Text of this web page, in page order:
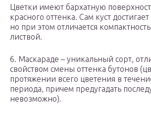
Цветки имеют бархатную
красного оттенка. Сам куст
но при этом отличается
листвой.
6. Маскараде – уникальный сорт,
свойством смены оттенка бутонов
протяжении всего цветения в
периода, причем предугадать
невозможно).